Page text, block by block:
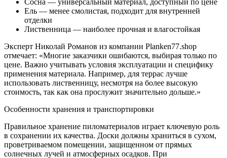
Ель — менее смолистая, подходит для внутренней
отделки
Лиственница — наиболее прочная и влагостойкая
Эксперт Николай Романов из компании Planken77.shop
отмечает: «Многие заказчики ошибаются, выбирая только по
цене. Важно учитывать условия эксплуатации и специфику
применения материала. Например, для террас лучше
использовать лиственницу, несмотря на более высокую
стоимость, так как она прослужит значительно дольше.»
Особенности хранения и транспортировки
Правильное хранение пиломатериалов играет ключевую роль
в сохранении их качества. Доски должны храниться в сухом,
проветриваемом помещении, защищенном от прямых
солнечных лучей и атмосферных осадков. При